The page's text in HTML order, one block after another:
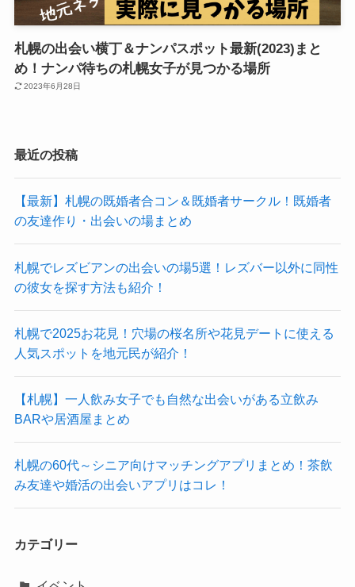
札幌の出会い横丁＆ナンパスポット最新(2023)まと
め！ナンパ待ちの札幌女子が見つかる場所
2023年6月28日
最近の投稿
【最新】札幌の既婚者合コン＆既婚者サークル！既婚者
の友達作り・出会いの場まとめ
札幌でレズビアンの出会いの場5選！レズバー以外に同性
の彼女を探す方法も紹介！
札幌で2025お花見！穴場の桜名所や花見デートに使える
人気スポットを地元民が紹介！
【札幌】一人飲み女子でも自然な出会いがある立飲み
BARや居酒屋まとめ
札幌の60代～シニア向けマッチングアプリまとめ！茶飲
み友達や婚活の出会いアプリはコレ！
カテゴリー